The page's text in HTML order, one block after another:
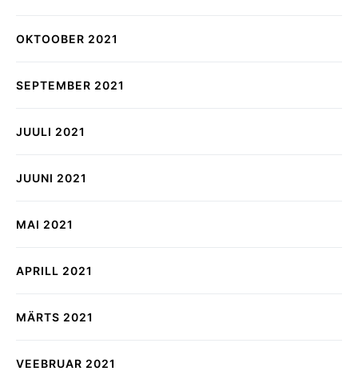
OKTOOBER 2021
SEPTEMBER 2021
JUULI 2021
JUUNI 2021
MAI 2021
APRILL 2021
MÄRTS 2021
VEEBRUAR 2021